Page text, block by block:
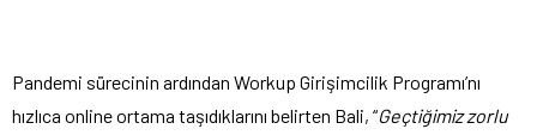
Pandemi sürecinin ardından Workup Girişimcilik Programı’nı
hızlıca online ortama taşıdıklarını belirten Bali, “Geçtiğimiz zorlu